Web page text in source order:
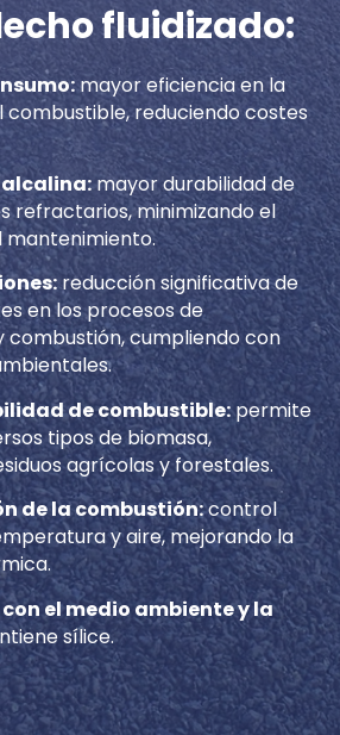
fluidizado:
mayor eficiencia en la
combustible, reduciendo costes
mayor durabilidad de
refractarios, minimizando el
mantenimiento.
reducción significativa de
en los procesos de
combustión, cumpliendo con
de combustible:permite
tipos de biomasa,
agrícolas y forestales.
de la combustión:control
y aire, mejorando la
el medio ambiente y la
sílice.